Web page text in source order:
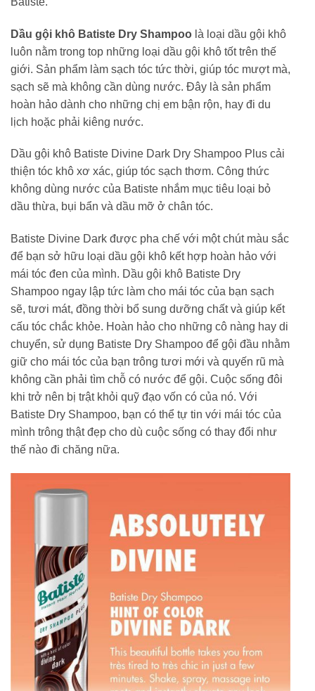
Dầu gội khô Batiste Dry Shampoo là loại dầu gội khô
luôn nằm trong top những loại dầu gội khô tốt trên thế
giới. Sản phẩm làm sạch tóc tức thời, giúp tóc mượt mà,
sạch sẽ mà không cần dùng nước. Đây là sản phẩm
hoàn hảo dành cho những chị em bận rộn, hay đi du
lịch hoặc phải kiêng nước.
Dầu gội khô Batiste Divine Dark Dry Shampoo Plus cải
thiện tóc khô xơ xác, giúp tóc sạch thơm. Công thức
không dùng nước của Batiste nhắm mục tiêu loại bỏ
dầu thừa, bụi bẩn và dầu mỡ ở chân tóc.
Batiste Divine Dark được pha chế với một chút màu sắc
để bạn sở hữu loại dầu gội khô kết hợp hoàn hảo với
mái tóc đen của mình. Dầu gội khô Batiste Dry
Shampoo ngay lập tức làm cho mái tóc của bạn sạch
sẽ, tươi mát, đồng thời bổ sung dưỡng chất và giúp kết
cấu tóc chắc khỏe. Hoàn hảo cho những cô nàng hay di
chuyển, sử dụng Batiste Dry Shampoo để gội đầu nhằm
giữ cho mái tóc của bạn trông tươi mới và quyến rũ mà
không cần phải tìm chỗ có nước để gội. Cuộc sống đôi
khi trở nên bị trật khỏi quỹ đạo vốn có của nó. Với
Batiste Dry Shampoo, bạn có thể tự tin với mái tóc của
mình trông thật đẹp cho dù cuộc sống có thay đổi như
thế nào đi chăng nữa.